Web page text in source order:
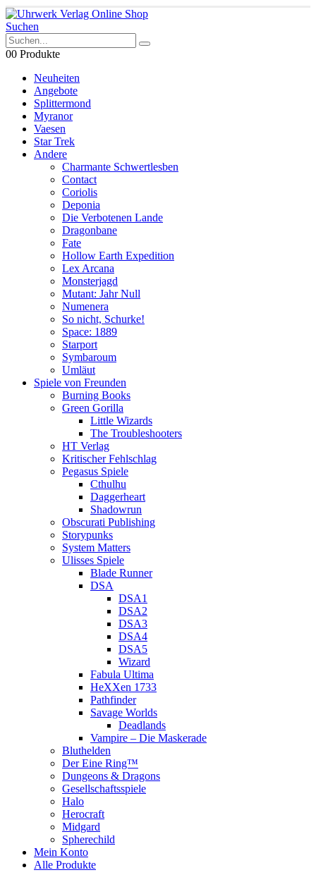
Suchen
00 Produkte
Neuheiten
Angebote
Splittermond
Myranor
Vaesen
Star Trek
Andere
Charmante Schwertlesben
Contact
Coriolis
Deponia
Die Verbotenen Lande
Dragonbane
Fate
Hollow Earth Expedition
Lex Arcana
Monsterjagd
Mutant: Jahr Null
Numenera
So nicht, Schurke!
Space: 1889
Starport
Symbaroum
Umläut
Spiele von Freunden
Burning Books
Green Gorilla
Little Wizards
The Troubleshooters
HT Verlag
Kritischer Fehlschlag
Pegasus Spiele
Cthulhu
Daggerheart
Shadowrun
Obscurati Publishing
Storypunks
System Matters
Ulisses Spiele
Blade Runner
DSA
DSA1
DSA2
DSA3
DSA4
DSA5
Wizard
Fabula Ultima
HeXXen 1733
Pathfinder
Savage Worlds
Deadlands
Vampire – Die Maskerade
Bluthelden
Der Eine Ring™
Dungeons & Dragons
Gesellschaftsspiele
Halo
Herocraft
Midgard
Spherechild
Mein Konto
Alle Produkte